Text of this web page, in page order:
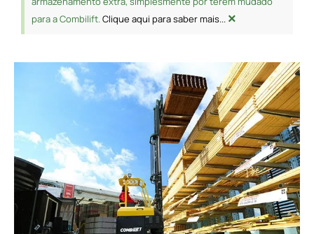
para a Combilift.Clique aqui para saber mais... ×